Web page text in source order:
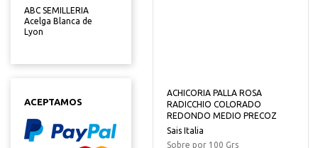
ABC SEMILLERIA
Acelga Blanca de
Lyon
ACEPTAMOS
ACHICORIA PALLA ROSA
RADICCHIO COLORADO
REDONDO MEDIO PRECOZ
Sais Italia
Sobre por 100 Grs